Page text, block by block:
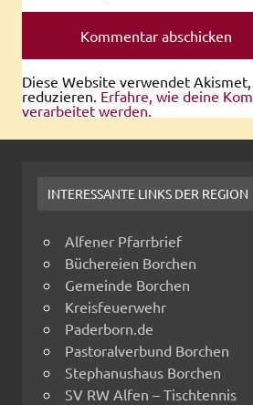
Diese Website verwendet
reduzieren. Erfahre, wie deine
verarbeitet werden.
INTERESSANTE LINKS DER REGION
Alfener Pfarrbrief
Büchereien Borchen
Gemeinde Borchen
Kreisfeuerwehr
Paderborn.de
Pastoralverbund Borchen
Stephanushaus Borchen
SV RW Alfen – Tischtennis